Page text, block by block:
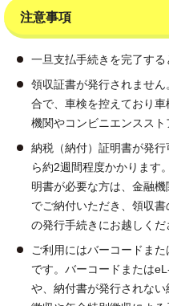
注意事項
一旦支払手続きを完了する
領収証書が発行されませ
合で、車検を控えており
機関やコンビニエンススト
納税（納付）証明書が発
ら約2週間程度かかります
明書が必要な方は、金融
でご納付いただき、領収
の発行手続きにお越しくだ
ご利用にはバーコードま
です。バーコードまたは
や、納付書が発行されな